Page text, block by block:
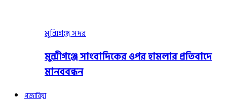
মুন্সিগঞ্জ সদর
মুন্সীগঞ্জে সাংবাদিকের ওপর হামলার প্রতিবাদে
মানববন্ধন
গজারিয়া